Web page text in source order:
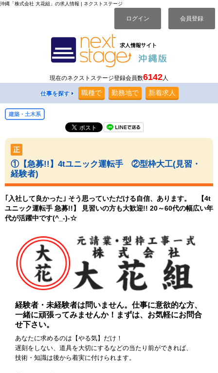
沖縄「株式会社 大花組」の求人情報 | ネクストステージ
ログイン 会員登録
現在のネクストステージ登録会員数6142人
仕事を探す 職種で 勤務地で 新着求人
建築・土木系
正
①【急募!!】4tユニック運転手 ②型枠大工(見習・
経験者)
｢入社して良かった｣ そう思っていただける自信、あります。 【4t
ユニック運転手 急募!!】 見習いの方も大歓迎!! 20～60代の幅広い年
代が活躍中です(^_-)-☆
経験者・未経験者は問いません。仕事に意欲的な方、
一緒に頑張ってみませんか！まずは、お気軽にお問合
せ下さい。
あなたに求めるのは【やる気】だけ！
遅刻をしない、道具を大切にするなどの当たり前ができれば、
技術・知識は後から着実に付けられます。